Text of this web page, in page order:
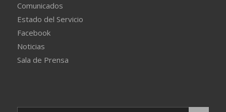
Comunicados
Estado del Servicio
Facebook
Noticias
Sala de Prensa